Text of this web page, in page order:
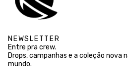
NEWSLETTER
Entre pra crew.
Drops, campanhas e a coleção nova
mundo.